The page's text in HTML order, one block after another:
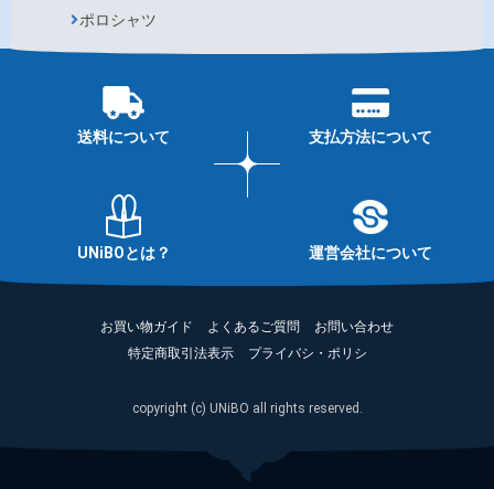
ポロシャツ
送料について 支払方法について
UNiBOとは？ 運営会社について
お買い物ガイド よくあるご質問
お問い合わせ
特定商取引法表示
プライバシ・ポリシ
copyright (c) UNiBO all rights reserved.